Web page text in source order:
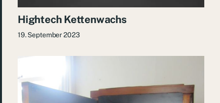
Hightech Kettenwachs
19. September 2023